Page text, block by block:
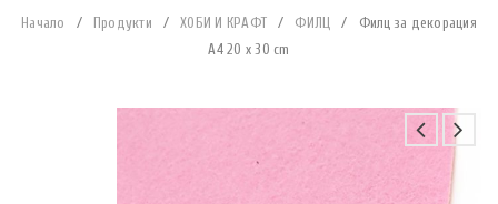
Начало / Продукти / ХОБИ И КРАФТ / ФИЛЦ /
Филц за декорация
A4 20 x 30 cm